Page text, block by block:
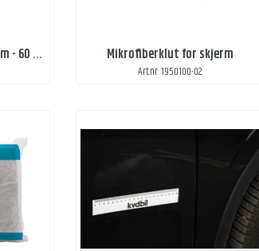
Rengjøringsspray for skjerm - 60 ml Mikrofiberklut for skjerm
Art.nr: 1950100-02